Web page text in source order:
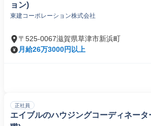
ョン)
東建コーポレーション株式会社
〒525-0067滋賀県草津市新浜町
月給26万3000円以上
正社員
エイブルのハウジングコーディネー